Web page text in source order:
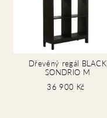
Dřevěný regál BLACK
SONDRIO M
36 900 Kč